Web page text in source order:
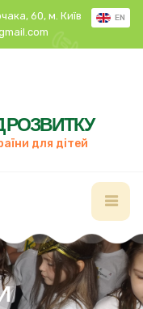
60, м. Київ
EN
РОЗВИТКУ
для дітей